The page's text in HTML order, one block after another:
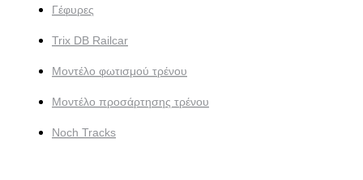
Γέφυρες
Trix DB Railcar
Μοντέλο φωτισμού τρένου
Μοντέλο προσάρτησης τρένου
Noch Tracks